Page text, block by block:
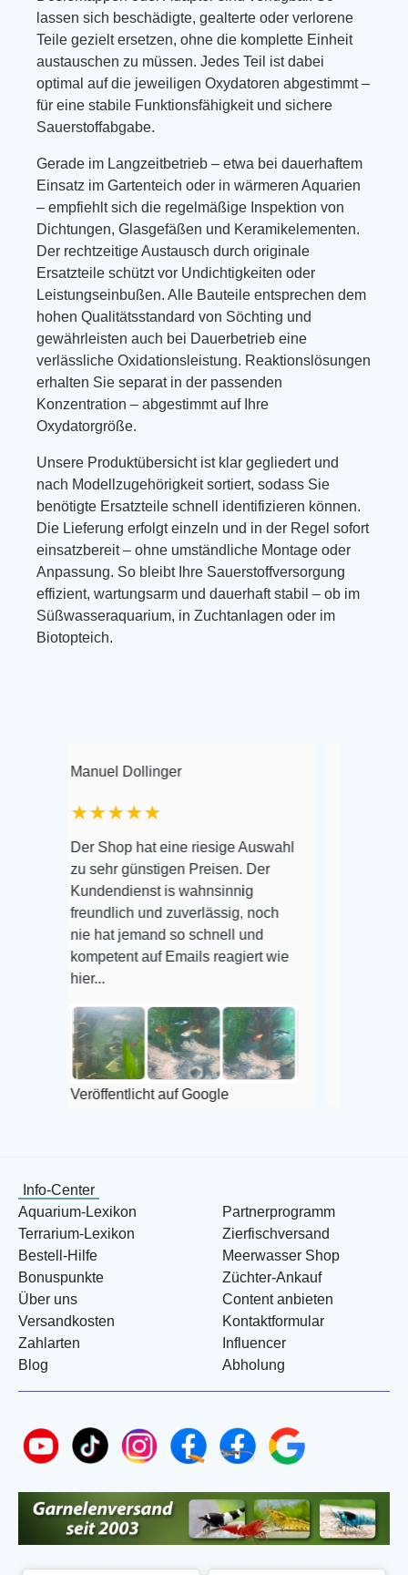
lassen sich beschädigte, gealterte oder verlorene
Teile gezielt ersetzen, ohne die komplette Einheit
austauschen zu müssen. Jedes Teil ist dabei
optimal auf die jeweiligen Oxydatoren abgestimmt –
für eine stabile Funktionsfähigkeit und sichere
Sauerstoffabgabe.
Gerade im Langzeitbetrieb – etwa bei dauerhaftem
Einsatz im Gartenteich oder in wärmeren Aquarien
– empfiehlt sich die regelmäßige Inspektion von
Dichtungen, Glasgefäßen und Keramikelementen.
Der rechtzeitige Austausch durch originale
Ersatzteile schützt vor Undichtigkeiten oder
Leistungseinbußen. Alle Bauteile entsprechen dem
hohen Qualitätsstandard von Söchting und
gewährleisten auch bei Dauerbetrieb eine
verlässliche Oxidationsleistung. Reaktionslösungen
erhalten Sie separat in der passenden
Konzentration – abgestimmt auf Ihre
Oxydatorgröße.
Unsere Produktübersicht ist klar gegliedert und
nach Modellzugehörigkeit sortiert, sodass Sie
benötigte Ersatzteile schnell identifizieren können.
Die Lieferung erfolgt einzeln und in der Regel sofort
einsatzbereit – ohne umständliche Montage oder
Anpassung. So bleibt Ihre Sauerstoffversorgung
effizient, wartungsarm und dauerhaft stabil – ob im
Süßwasseraquarium, in Zuchtanlagen oder im
Biotopteich.
Manuel Dollinger
★★★★★
Der Shop hat eine riesige Auswahl
zu sehr günstigen Preisen. Der
Kundendienst is wahnsinnig
freundlich und zuverlässig, noch
nie hat jemand so schnell und
kompetent auf Emails reagiert wie
Veröffentlicht auf Google
Auswahl plus
Info-Center
Aquarium-Lexikon
Terrarium-Lexikon
Bestell-Hilfe
Bonuspunkte
Über uns
Versandkosten
Zahlarten
Blog
Partnerprogramm
Zierfischversand
Meerwasser Shop
Züchter-Ankauf
Content anbieten
Kontaktformular
Influencer
Abholung